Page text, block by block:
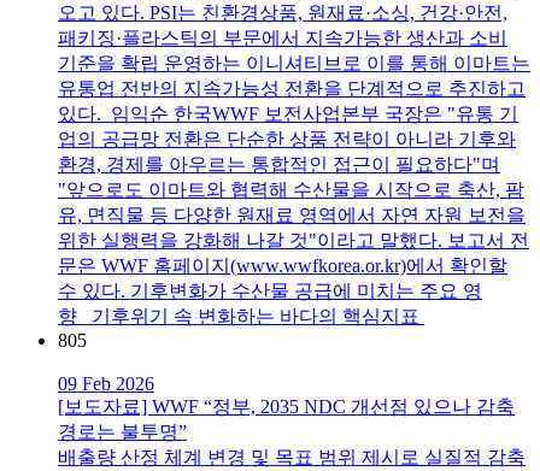
오고 있다. PSI는 친환경상품, 원재료·소싱, 건강·안전,
패키징·플라스틱의 부문에서 지속가능한 생산과 소비
기준을 확립 운영하는 이니셔티브로 이를 통해 이마트는
유통업 전반의 지속가능성 전환을 단계적으로 추진하고
있다. 임익순 한국WWF 보전사업본부 국장은 "유통 기
업의 공급망 전환은 단순한 상품 전략이 아니라 기후와
환경, 경제를 아우르는 통합적인 접근이 필요하다"며
"앞으로도 이마트와 협력해 수산물을 시작으로 축산, 팜
유, 면직물 등 다양한 원재료 영역에서 자연 자원 보전을
위한 실행력을 강화해 나갈 것"이라고 말했다. 보고서 전
문은 WWF 홈페이지(www.wwfkorea.or.kr)에서 확인할
수 있다. 기후변화가 수산물 공급에 미치는 주요 영
향 기후위기 속 변화하는 바다의 핵심지표
805
09 Feb 2026
[보도자료] WWF “정부, 2035 NDC 개선점 있으나 감축
경로는 불투명”
배출량 산정 체계 변경 및 목표 범위 제시로 실질적 감축